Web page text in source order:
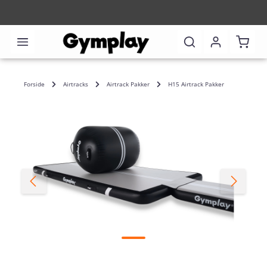
Forside Airtracks Airtrack Pakker H15 Airtrack Pakker